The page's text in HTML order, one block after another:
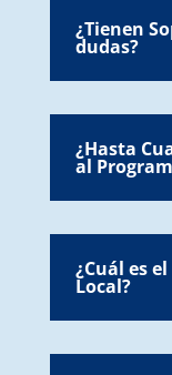
¿Tienen
dudas?
¿Hasta
al
¿Cuál es
Local?